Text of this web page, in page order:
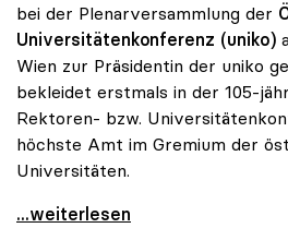
bei der Plenarversammlung der
Universitätenkonferenz (uniko)
Wien zur Präsidentin der uniko
bekleidet erstmals in der 105-
Rektoren- bzw.
höchste Amt im Gremium der
Universitäten.
Sonja Hammerschmid zur
...weiterlesen